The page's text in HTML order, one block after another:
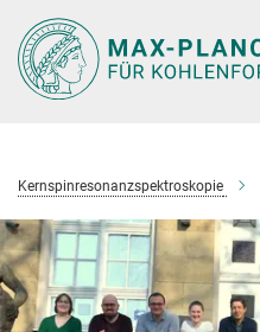
Hauptinhalt
Kernspinresonanzspektroskopie